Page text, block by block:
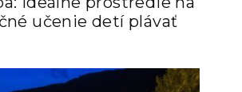
učenie detí plávať